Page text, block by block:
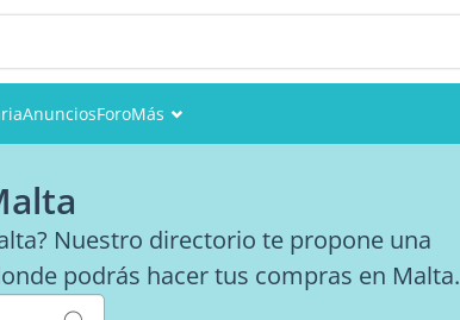
AnunciosForoMás
Fotos
Nuestro directorio te propone una
podrás hacer tus compras en Malta.